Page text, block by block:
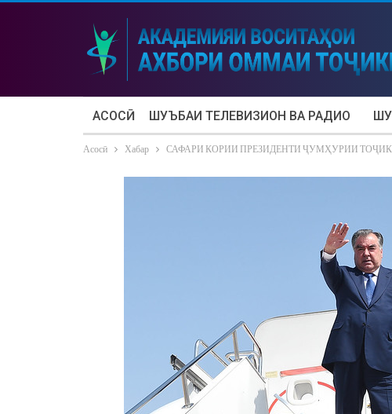
АСОСӢ ШУЪБАИ ТЕЛЕВИЗИОН ВА РАДИО
Асосӣ Хабар САФАРИ КОРИИ ПРЕЗИДЕНТИ ҶУМҲУРИИ